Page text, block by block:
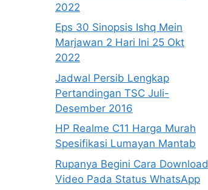
2022
Eps 30 Sinopsis Ishq Mein
Marjawan 2 Hari Ini 25 Okt
2022
Jadwal Persib Lengkap
Pertandingan TSC Juli-
Desember 2016
HP Realme C11 Harga Murah
Spesifikasi Lumayan Mantab
Rupanya Begini Cara Download
Video Pada Status WhatsApp